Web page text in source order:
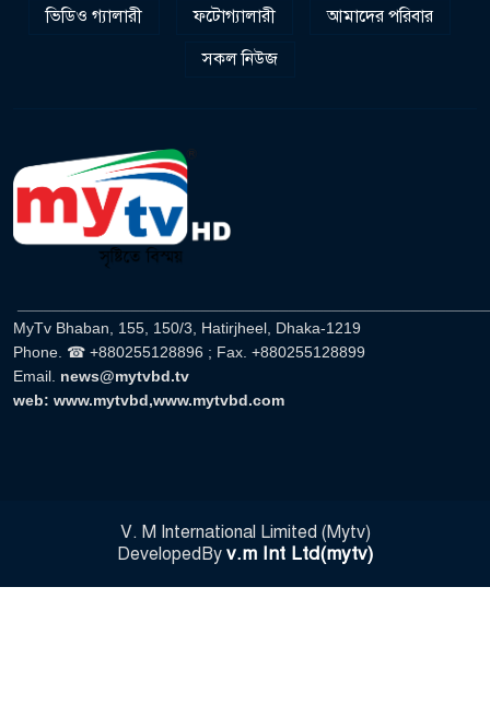
ভিডিও গ্যালারী
ফটোগ্যালারী
আমাদের পরিবার
সকল নিউজ
MyTv Bhaban, 155, 150/3, Hatirjheel, Dhaka-1219
Phone. ☎ +880255128896 ; Fax. +880255128899
Email. news@mytvbd.tv
web: www.mytvbd,www.mytvbd.com
V. M International Limited (Mytv)
DevelopedBy v.m Int Ltd(mytv)